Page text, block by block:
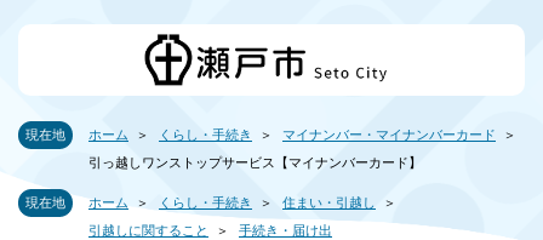
現在地 ホーム くらし・手続き
マイナンバー・マイナンバーカード
引っ越しワンストップサービス【マイナンバーカード】
現在地 ホーム くらし・手続き
住まい・引越し
引越しに関すること
手続き・届け出